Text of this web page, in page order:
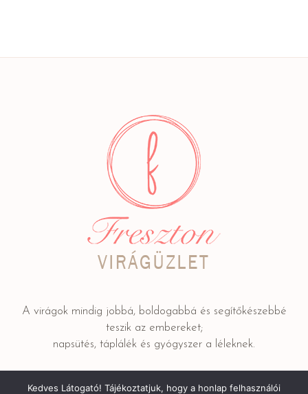
A virágok mindig jobbá, boldogabbá és segítőkészebbé
teszik az embereket;
napsütés, táplálék és gyógyszer a léleknek.
Kedves Látogató! Tájékoztatjuk, hogy a honlap felhasználói